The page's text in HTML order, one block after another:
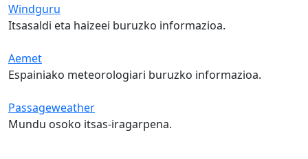
Windguru
Itsasaldi eta haizeei buruzko informazioa.
Aemet
Espainiako meteorologiari buruzko informazioa.
Passageweather
Mundu osoko itsas-iragarpena.